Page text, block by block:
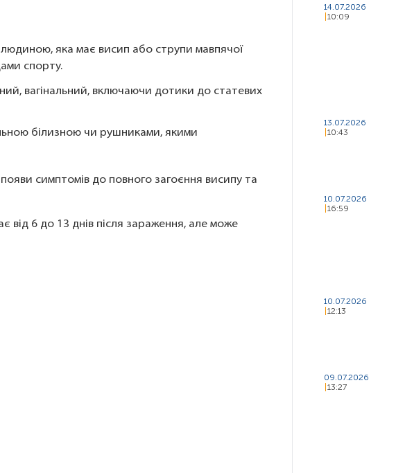
людиною, яка має висип або струпи мавпячої
спорту.
вагінальний, включаючи дотики до статевих
білизною чи рушниками, якими
симптомів до повного загоєння висипу та
від 6 до 13 днів після зараження, але може
14.07.2026
10:09
13.07.2026
10:43
10.07.2026
16:59
10.07.2026
12:13
09.07.2026
13:27